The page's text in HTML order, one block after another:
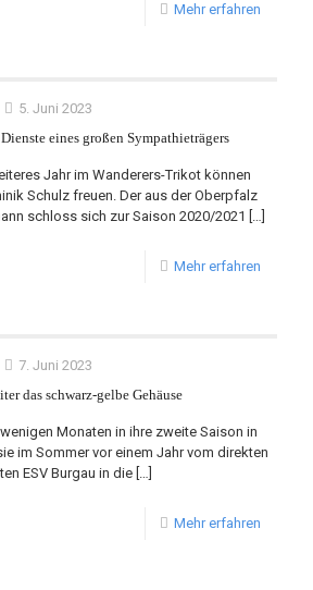
Mehr erfahren
5. Juni 2023
eines großen Sympathieträgers
Jahr im Wanderers-Trikot können
Schulz freuen. Der aus der Oberpfalz
schloss sich zur Saison 2020/2021 […]
Mehr erfahren
7. Juni 2023
das schwarz-gelbe Gehäuse
Monaten in ihre zweite Saison in
im Sommer vor einem Jahr vom direkten
ESV Burgau in die […]
Mehr erfahren